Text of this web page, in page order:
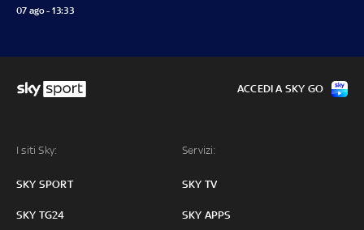
07 ago - 13:33
I siti Sky:
SKY SPORT
SKY TG24
Servizi:
SKY TV
SKY APPS
ACCEDI A SKY GO